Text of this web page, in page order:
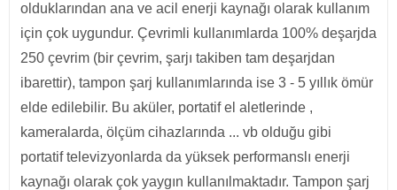
olduklarından ana ve acil enerji kaynağı olarak kullanım
için çok uygundur. Çevrimli kullanımlarda 100% deşarjda
250 çevrim (bir çevrim, şarjı takiben tam deşarjdan
ibarettir), tampon şarj kullanımlarında ise 3 - 5 yıllık ömür
elde edilebilir. Bu aküler, portatif el aletlerinde ,
kameralarda, ölçüm cihazlarında ... vb olduğu gibi
portatif televizyonlarda da yüksek performanslı enerji
kaynağı olarak çok yaygın kullanılmaktadır. Tampon şarj